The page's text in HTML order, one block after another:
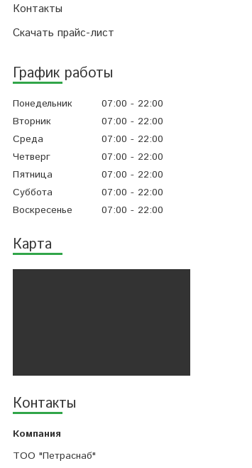
Контакты
Скачать прайс-лист
График работы
Понедельник 07:00
22:00
Вторник
07:00
22:00
Среда
07:00
22:00
Четверг
07:00
22:00
Пятница
07:00
22:00
Суббота
07:00
22:00
Воскресенье
07:00 22:00
Карта
Контакты
ТОО "Петраснаб"